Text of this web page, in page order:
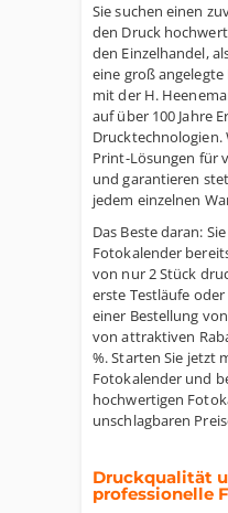
Sie suchen einen
den Druck
den Einzelhandel,
eine groß
mit der H.
auf über 100 Jahre
Print-Lösungen für
und garantieren
jedem einzelnen
Das Beste daran:
Fotokalender
von nur 2 Stück
erste Testläufe
einer Bestellung
von attraktiven
%. Starten Sie jetzt
Fotokalender und
hochwertigen
unschlagbaren
Druckqualität
professionelle